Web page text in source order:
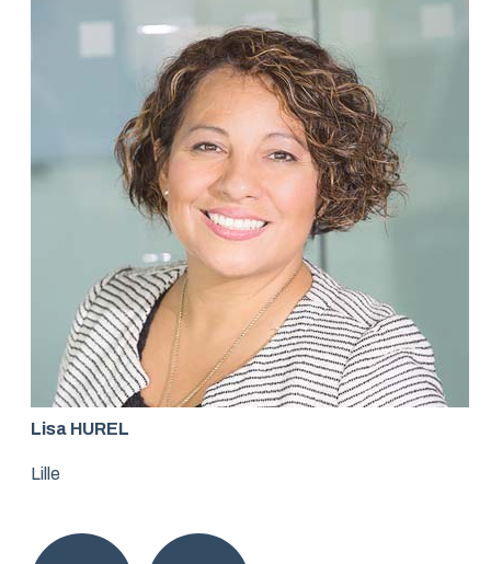
Lisa HUREL
Lille